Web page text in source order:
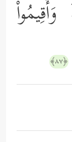
﴿٨٧﴾